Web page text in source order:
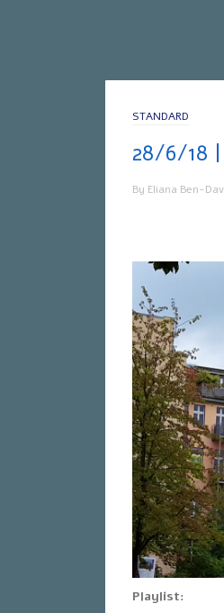
STANDARD
By Eliana Ben-
Playlist: